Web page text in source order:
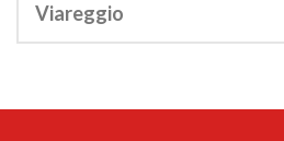
Viareggio